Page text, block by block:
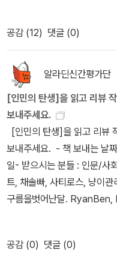
기 60년간의 세도정치로 인
(天) 개념은 유지되기 어려
념의 변용이 불가피했지만,
동도서기(東道西器), 문명개
의 천’만을 고려한 것 일뿐 ‘
천은 동학에서 새로운 근거
로 천이 될 수 있다는 걸 깨닫
다. 이렇듯 지배층의 천과
의 역사와 인민의 역사로 분
돌하면서 모두의 실패로 끝
정권에서 대한제국에 이르
자면, 이 시기는 지식인 공론
자들이 새롭게 제시한 ‘식민
농사회’라는 균질화되고 정
민’이 조선후기에 어떻게 등
리해 주고 있다. 이는 활용한
의 대표격인 역사학자 김용
훈의 저서와 논문들이 다수
다.이렇게 이제는 기존의
로 엮어내려는 저자의 의지
푸코의 담론이론과 하버마스
서구개념들을 적극적으로
어떻게 개인적 주체적 인민
른 근대 주체의 탄생의 길을
용하여 그 차이의 발생 이유
아는 부분이라서 조금 주절
모르고 내용도 솔직히 잘 모
는 하버마스의 분석틀을 가
역사적 연원부터 시작해서
스의 이론에 대해서 그다지
상태이다. 앞에서 모르는 내
가, 마찬가지로 이 책도 별로
만두다가 하는 중이다.무엇
설명하고.. 혹시나 독자들이
도 같..다는 생각을 해보려고
단이 반복되면 기분이 참..
아니면 잘 쓰여진 책이 아닌
만나는 사상가들' 처럼 제법
공감 (12) 댓글 (0)
알라딘신간평가단
[인민의 탄생]을 읽고 리뷰
보내주세요.
[인민의 탄생]을 읽고 리뷰
보내주세요. - 책 보내는 날
일- 받으시는 분들 : 인문/사
트, 채솔빠, 사티로스, 냥이관
구름을벗어난달.
e@aladin.co.kr 로 메일 주
뷰가 늦으시는 분도 꼭
공감 (0) 댓글 (0)